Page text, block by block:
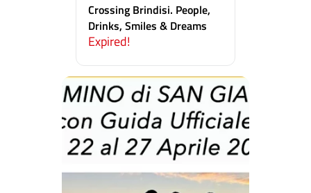
Crossing Brindisi. People,
Drinks, Smiles & Dreams
Expired!